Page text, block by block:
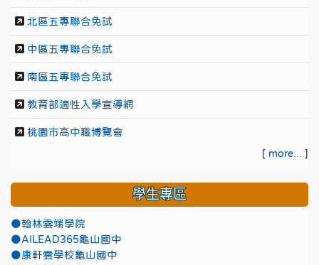
北區五專聯合免試
中區五專聯合免試
南區五專聯合免試
教育部適性入學宣導網
桃園市高中職博覽會
[ more... ]
學生專區
●翰林雲端學院
●AILEAD365龜山國中
●康軒雲學校龜山國中